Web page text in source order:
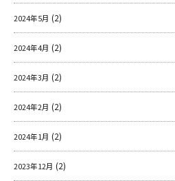
2024年5月 (2)
2024年4月 (2)
2024年3月 (2)
2024年2月 (2)
2024年1月 (2)
2023年12月 (2)